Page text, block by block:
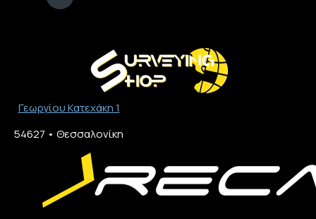
Γεωργίου Κατεχάκη 1
54627 • Θεσσαλονίκη​